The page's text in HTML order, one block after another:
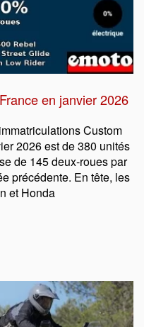
en janvier 2026
Custom
2026 est de 380 unités
de 145 deux-roues par
précédente. En tête, les
et Honda